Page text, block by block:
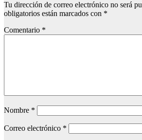
Tu dirección de correo electrónico no será
obligatorios están marcados con *
Comentario *
Nombre *
Correo electrónico *